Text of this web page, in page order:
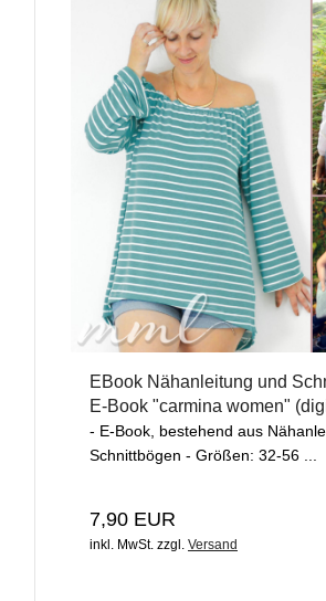
EBook Nähanleitung und
E-Book "carmina women"
- E-Book, bestehend aus
Schnittbögen - Größen: 32-56 ...
7,90 EUR
inkl. MwSt. zzgl. Versand